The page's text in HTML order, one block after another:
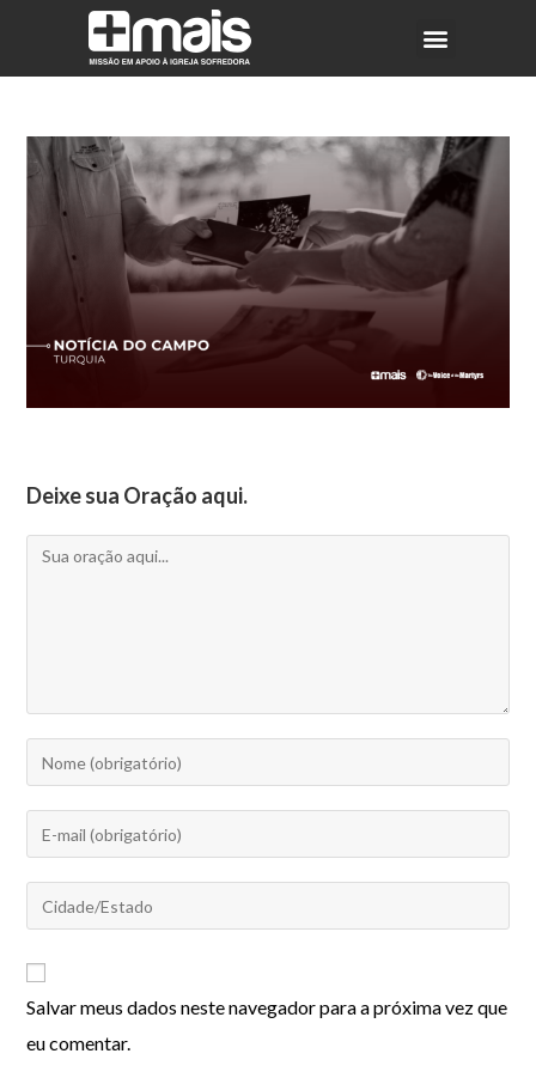
Deixe sua Oração aqui.
Salvar meus dados neste navegador para a próxima vez que
eu comentar.